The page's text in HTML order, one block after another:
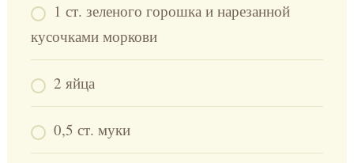
1 ст. зеленого горошка и нарезанной
кусочками моркови
2 яйца
0,5 ст. муки